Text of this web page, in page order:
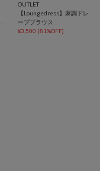
OUTLET
【Loungedress】麻調ドレ
ープブラウス
¥3,500 (81%OFF)